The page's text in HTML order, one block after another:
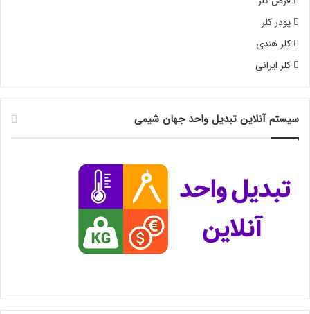
پودر کلر
کلر هندی
کلر ایرانی
سیستم آنلاین تبدیل واحد جهان شیمی